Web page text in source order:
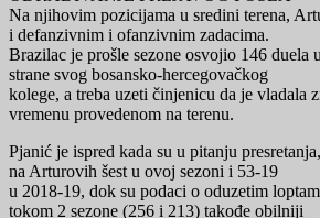
Na njihovim pozicijama u sredini terena,
i defanzivnim i ofanzivnim zadacima.
Brazilac je prošle sezone osvojio 146 duela
strane svog bosansko-hercegovačkog
kolege, a treba uzeti činjenicu da je vladala
vremenu provedenom na terenu.
Pjanić je ispred kada su u pitanju
na Arturovih šest u ovoj sezoni i 53-19
u 2018-19, dok su podaci o oduzetim
tokom 2 sezone (256 i 213) takođe obilniji